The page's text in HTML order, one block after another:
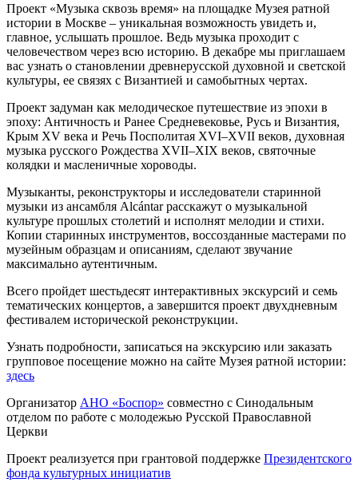
Проект «Музыка сквозь время» на площадке Музея ратной
истории в Москве – уникальная возможность увидеть и,
главное, услышать прошлое. Ведь музыка проходит с
человечеством через всю историю. В декабре мы приглашаем
вас узнать о становлении древнерусской духовной и светской
культуры, ее связях с Византией и самобытных чертах.
Проект задуман как мелодическое путешествие из эпохи в
эпоху: Античность и Ранее Средневековье, Русь и Византия,
Крым XV века и Речь Посполитая XVI–XVII веков, духовная
музыка русского Рождества XVII–XIX веков, святочные
колядки и масленичные хороводы.
Музыканты, реконструкторы и исследователи старинной
музыки из ансамбля Alcántar расскажут о музыкальной
культуре прошлых столетий и исполнят мелодии и стихи.
Копии старинных инструментов, воссозданные мастерами по
музейным образцам и описаниям, сделают звучание
максимально аутентичным.
Всего пройдет шестьдесят интерактивных экскурсий и семь
тематических концертов, а завершится проект двухдневным
фестивалем исторической реконструкции.
Узнать подробности, записаться на экскурсию или заказать
групповое посещение можно на сайте Музея ратной истории:
здесь
Организатор АНО «Боспор» совместно с Синодальным
отделом по работе с молодежью Русской Православной
Церкви
Проект реализуется при грантовой поддержке Президентского
фонда культурных инициатив